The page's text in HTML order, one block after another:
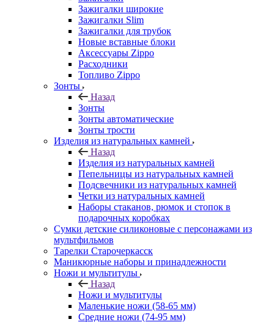
Зажигалки широкие
Зажигалки Slim
Зажигалки для трубок
Новые вставные блоки
Аксессуары Zippo
Расходники
Топливо Zippo
Зонты
Назад
Зонты
Зонты автоматические
Зонты трости
Изделия из натуральных камней
Назад
Изделия из натуральных камней
Пепельницы из натуральных камней
Подсвечники из натуральных камней
Четки из натуральных камней
Наборы стаканов, рюмок и стопок в
подарочных коробках
Сумки детские силиконовые с персонажами из
мультфильмов
Тарелки Старочеркасск
Маникюрные наборы и принадлежности
Ножи и мультитулы
Назад
Ножи и мультитулы
Маленькие ножи (58-65 мм)
Средние ножи (74-95 мм)